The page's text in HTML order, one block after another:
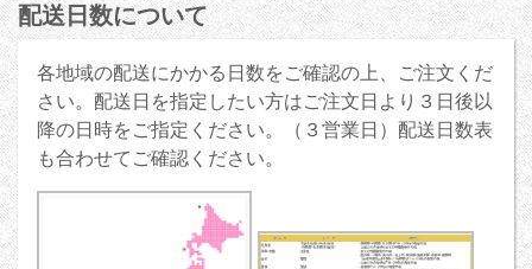
配送日数について
各地域の配送にかかる日数をご確認の上、ご注文くだ
さい。配送日を指定したい方はご注文日より３日後以
降の日時をご指定ください。（３営業日）配送日数表
も合わせてご確認ください。